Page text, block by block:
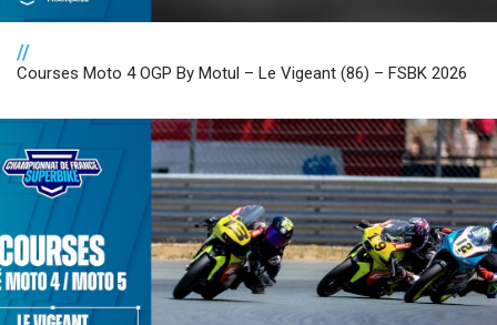
//
Courses Moto 4 OGP By Motul – Le Vigeant (86) – FSBK 2026